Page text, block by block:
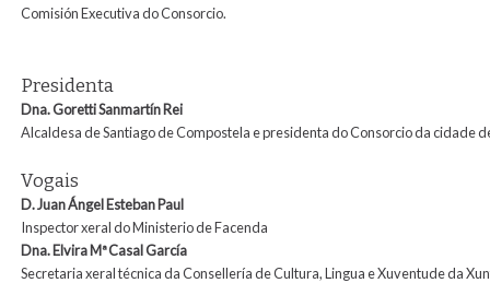
Comisión Executiva do Consorcio.
Presidenta
Dna. Goretti Sanmartín Rei
Alcaldesa de Santiago de Compostela e presidenta do Consorcio da cidade
Vogais
D. Juan Ángel Esteban Paul
Inspector xeral do Ministerio de Facenda
Dna. ElviraMªCasal García
Secretaria xeral técnica da Consellería de Cultura, Lingua e Xuventude da